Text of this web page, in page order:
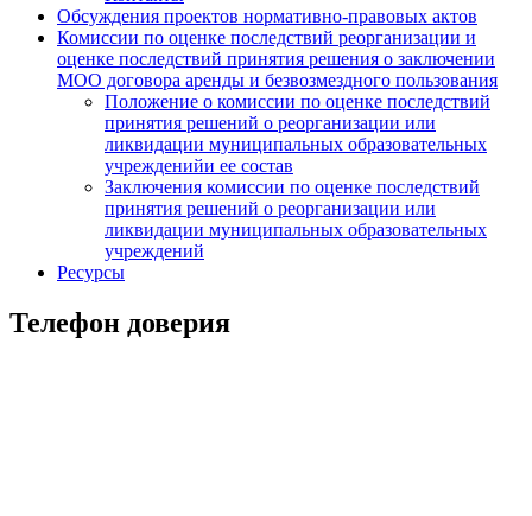
Обсуждения проектов нормативно-правовых актов
Комиссии по оценке последствий реорганизации и
оценке последствий принятия решения о заключении
МОО договора аренды и безвозмездного пользования
Положение о комиссии по оценке последствий
принятия решений о реорганизации или
ликвидации муниципальных образовательных
учрежденийи ее состав
Заключения комиссии по оценке последствий
принятия решений о реорганизации или
ликвидации муниципальных образовательных
учреждений
Ресурсы
Телефон доверия